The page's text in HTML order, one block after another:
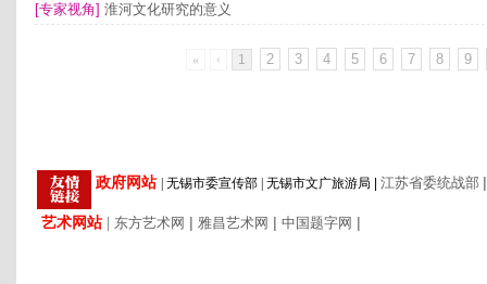
[专家视角] 淮河文化研究的意义
« ‹ 1 2 3 4 5 6 7 8 9
政府网站 无锡市委宣传部 无锡市文广旅游局 江苏省委统战部 |
艺术网站 东方艺术网 | 雅昌艺术网 | 中国题字网 |